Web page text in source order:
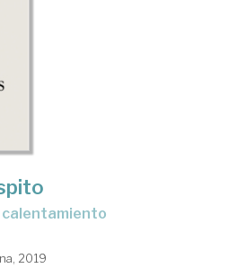
calentamiento
2019